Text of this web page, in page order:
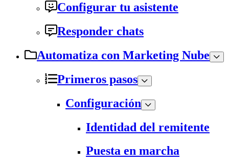
Configurar tu asistente
Responder chats
Automatiza con Marketing Nube
Primeros pasos
Configuración
Identidad del remitente
Puesta en marcha